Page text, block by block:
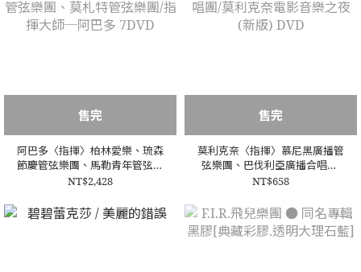
售完
阿巴多〈指揮〉柏林愛樂、琉森
節慶管弦樂團、馬勒青年管弦樂
團、莫札特管弦樂團/指揮大師
NT$2,428
售完
莫利克奈〈指揮〉慕尼黑廣播管
弦樂團、巴伐利亞廣播合唱團/
莫利克奈電影音樂之夜 (新版)
NT$658